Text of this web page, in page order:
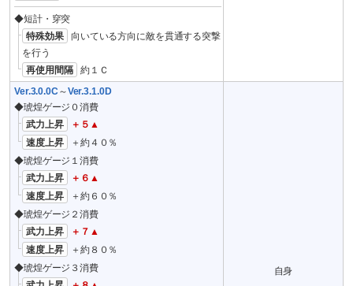
◆短計・穿突
特殊効果
向いている方向に敵を貫通する突撃
を行う
再使用間隔
約１Ｃ
Ver.3.0.0C～Ver.3.1.0D
◆琥煌ゲージ０消費
武力上昇
＋５▲
速度上昇
＋約４０％
◆琥煌ゲージ１消費
武力上昇
＋６▲
速度上昇
＋約６０％
◆琥煌ゲージ２消費
武力上昇
＋７▲
速度上昇
＋約８０％
◆琥煌ゲージ３消費
自身